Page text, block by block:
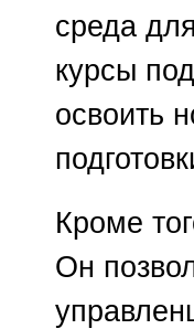
среда
курсы
освоить
Кроме
Он